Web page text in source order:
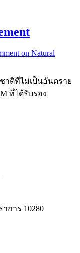
on Natural
าติที่ไม่เป็นอันตราย
ที่ได้รับรอง
การ 10280